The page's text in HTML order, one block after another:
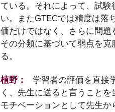
ている。それによって、試
い。またGTECでは精度は落
価だけではなく、さらに問
その分類に基づいて弱点を
る。
植野：
学習者の評価を直接
く、先生に送ると言うこと
モチベーションとして先生